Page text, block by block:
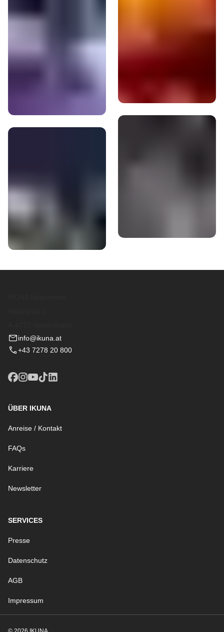
info@ikuna.at
+43 7278 20 800
ÜBER IKUNA
Anreise / Kontakt
FAQs
Karriere
Newsletter
SERVICES
Presse
Datenschutz
AGB
Impressum